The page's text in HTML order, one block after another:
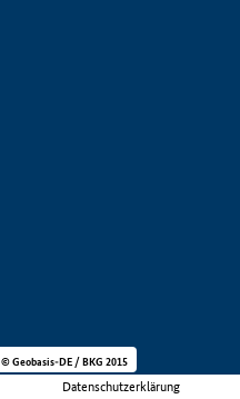
Datenschutzerklärung
© Geobasis-DE / BKG 2015